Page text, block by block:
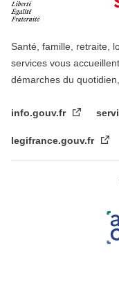
Santé, famille, retraite,
services vous
démarches du
info.gouv.fr
legifrance.gouv.fr